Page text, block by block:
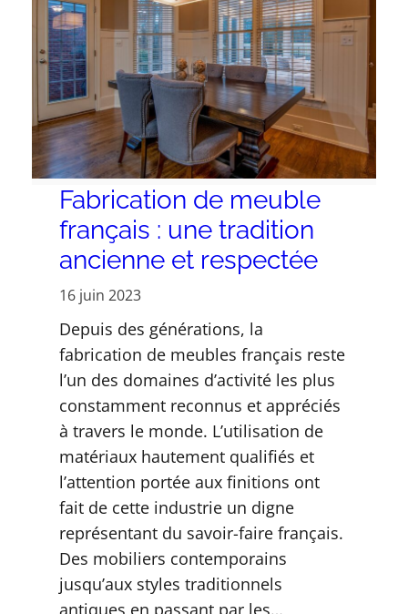
Fabrication de meuble
français : une tradition
ancienne et respectée
16 juin 2023
Depuis des générations, la
fabrication de meubles français reste
l’un des domaines d’activité les plus
constamment reconnus et appréciés
à travers le monde. L’utilisation de
matériaux hautement qualifiés et
l’attention portée aux finitions ont
fait de cette industrie un digne
représentant du savoir-faire français.
Des mobiliers contemporains
jusqu’aux styles traditionnels
antiques en passant par les…